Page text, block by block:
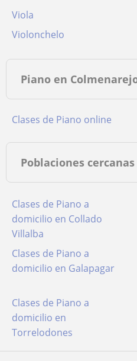
Viola
Violonchelo
Piano en
Clases de Piano online
Poblaciones
Clases de Piano a
domicilio en Collado
Villalba
Clases de Piano a
domicilio en Galapagar
Clases de Piano a
domicilio en
Torrelodones